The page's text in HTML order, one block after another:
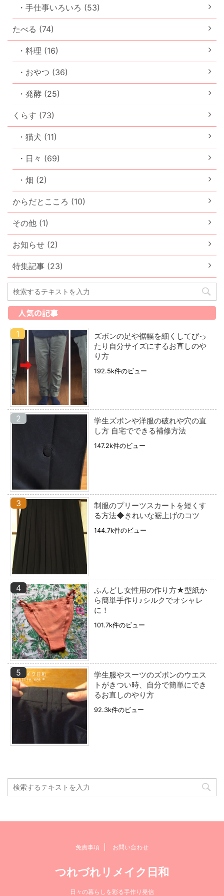
・手仕事いろいろ (53)
たべる (74)
・料理 (16)
・おやつ (36)
・発酵 (25)
くらす (73)
・猫犬 (11)
・日々 (69)
・畑 (2)
からだとこころ (10)
その他 (1)
お知らせ (2)
特集記事 (23)
人気の記事
ズボンの足や裾幅を細くしてぴっ
たり自分サイズにするお直しのや
り方
192.5k件のビュー
学生ズボンや洋服の破れや穴の直
し方 自宅でできる補修方法
147.2k件のビュー
制服のプリーツスカートを短くす
る方法◆きれいな裾上げのコツ
144.7k件のビュー
ふんどし女性用の作り方★型紙か
ら簡単手作り♪シルクでオシャレ
に！
101.7k件のビュー
学生服やスーツのズボンのウエス
トがきつい時、自分で簡単にでき
るお直しのやり方
92.3k件のビュー
免責事項 お問い合わせ
つれづれリメイク日和
日々の暮らしを彩る手作り発信